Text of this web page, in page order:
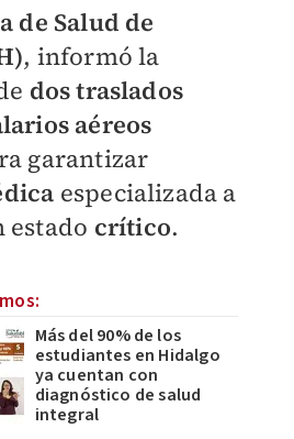
de Salud de
, informó la
dos traslados
aéreos
garantizar
especializada a
estado crítico.
Más del 90% de los
estudiantes en Hidalgo
ya cuentan con
diagnóstico de salud
integral